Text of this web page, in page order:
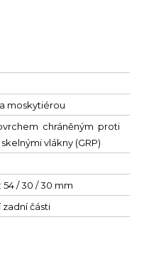
moskytiérou
chráněným proti
vlákny (GRP)
/ 30 / 30 mm
části